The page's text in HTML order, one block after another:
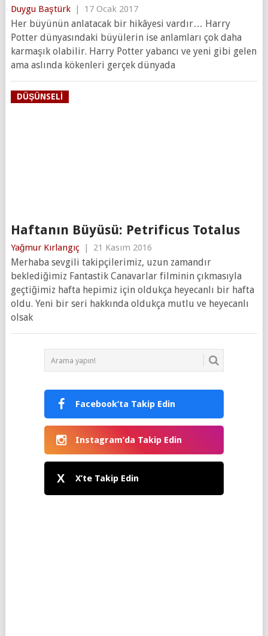
Duygu Baştürk 17 Ocak 2017
Her büyünün anlatacak bir hikâyesi vardır… Harry
Potter dünyasındaki büyülerin ise anlamları çok daha
karmaşık olabilir. Harry Potter yabancı ve yeni gibi gelen
ama aslında kökenleri gerçek dünyada
DÜŞÜNSELI
Haftanın Büyüsü: Petrificus Totalus
Yağmur Kırlangıç | 21 Kasım 2016
Merhaba sevgili takipçilerimiz, uzun zamandır
beklediğimiz Fantastik Canavarlar filminin çıkmasıyla
geçtiğimiz hafta hepimiz için oldukça heyecanlı bir hafta
oldu. Yeni bir seri hakkında oldukça mutlu ve heyecanlı
olsak
Facebook’ta Takip Edin
Instagram’da Takip Edin
X X’te Takip Edin